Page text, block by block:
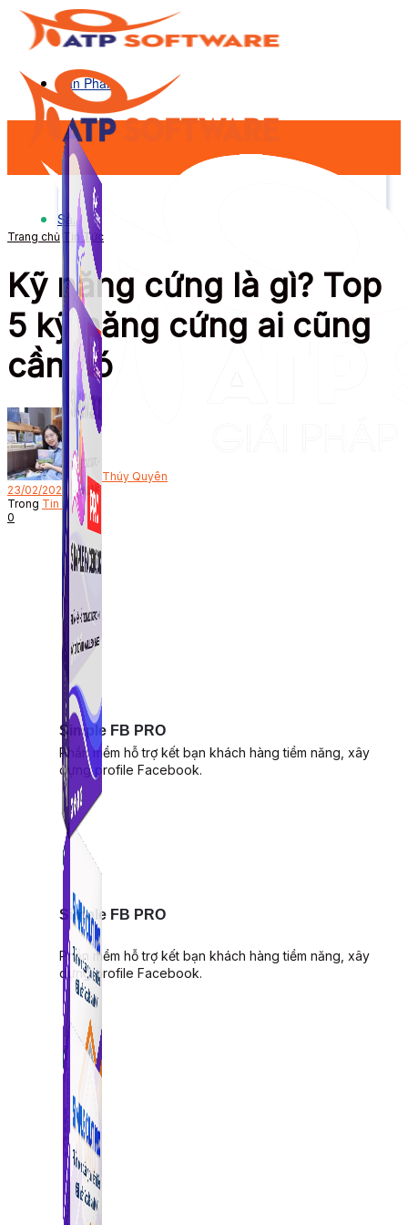
Sản Phẩm
Simple FB PRO
Phần mềm hỗ trợ kết bạn khách hàng tiềm năng, xây
dựng profile Facebook.
Sản Phẩm
Simple FB PRO
Phần mềm hỗ trợ kết bạn khách hàng tiềm năng, xây
dựng profile Facebook.
Trang chủ Tin Tức
Kỹ năng cứng là gì? Top
5 kỹ năng cứng ai cũng
cần có
Bởi
Thúy Quyên
23/02/2022
Trong Tin Tức
0